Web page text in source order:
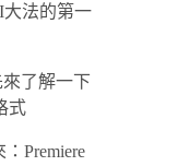
大法的第一
了解一下
式
Premiere